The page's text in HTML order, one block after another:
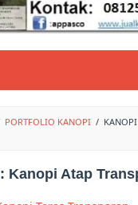
PORTFOLIO KANOPI / KANOPI
Kanopi Atap